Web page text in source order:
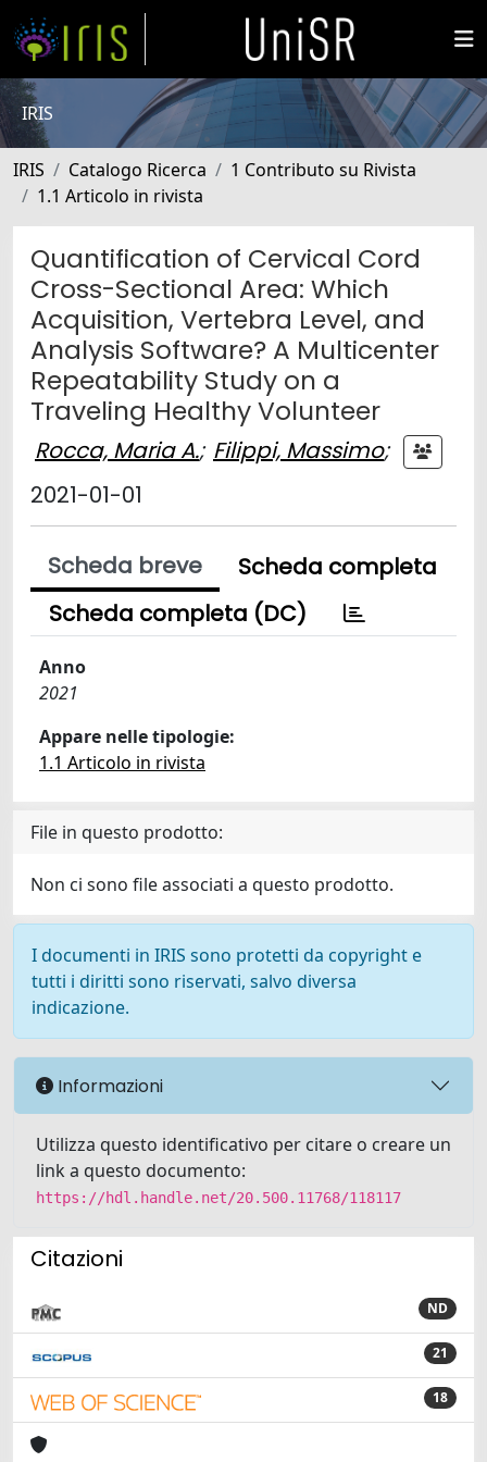
IRIS
IRIS Catalogo Ricerca
1 Contributo su Rivista
1.1 Articolo in rivista
Quantification of Cervical Cord
Cross-Sectional Area: Which
Acquisition, Vertebra Level, and
Analysis Software? A Multicenter
Repeatability Study on a
Traveling Healthy Volunteer
Rocca, Maria A.; Filippi, Massimo;
2021-01-01
Scheda breve
Scheda completa
Scheda completa (DC)
Anno
2021
Appare nelle tipologie:
1.1 Articolo in rivista
File in questo prodotto:
Non ci sono file associati a questo prodotto.
I documenti in IRIS sono protetti da copyright e
tutti i diritti sono riservati, salvo diversa
indicazione.
Informazioni
Utilizza questo identificativo per citare o creare un
link a questo documento:
https://hdl.handle.net/20.500.11768/118117
Citazioni
ND
21
18